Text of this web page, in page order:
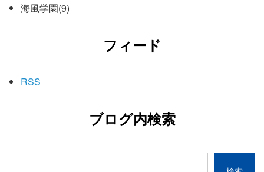
海風学園(9)
フィード
RSS
ブログ内検索